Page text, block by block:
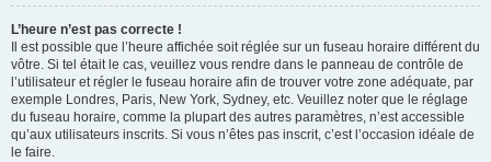
L’heure n’est pas correcte !
Il est possible que l’heure affichée soit réglée sur un fuseau horaire différent du
vôtre. Si tel était le cas, veuillez vous rendre dans le panneau de contrôle de
l’utilisateur et régler le fuseau horaire afin de trouver votre zone adéquate, par
exemple Londres, Paris, New York, Sydney, etc. Veuillez noter que le réglage
du fuseau horaire, comme la plupart des autres paramètres, n’est accessible
qu’aux utilisateurs inscrits. Si vous n’êtes pas inscrit, c’est l’occasion idéale de
le faire.